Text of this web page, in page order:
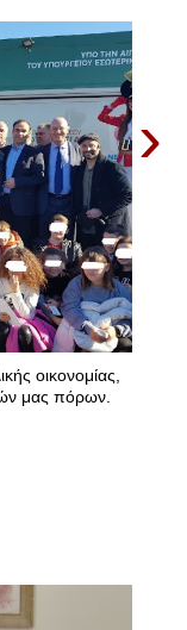
›
οικονομίας,
μας πόρων.